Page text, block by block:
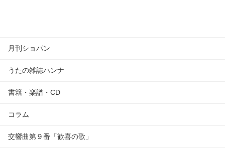
月刊ショパン
うたの雑誌ハンナ
書籍・楽譜・CD
コラム
交響曲第９番「歓喜の歌」